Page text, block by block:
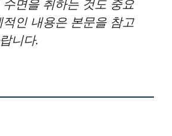
면을 취하는 것도 중요
적인 내용은 본문을 참고
니다.